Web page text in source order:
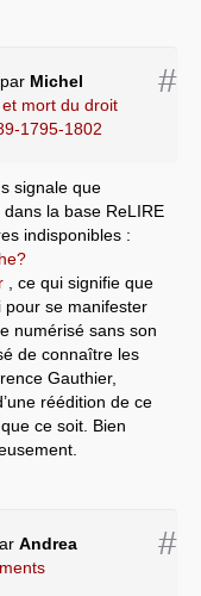
#
par Michel
mort du droit
1795-1802
signale que
la base ReLIRE
indisponibles :
, ce qui signifie que
pour se manifester
numérisé sans son
de connaître les
Gauthier,
réédition de ce
ce soit. Bien
#
Andrea